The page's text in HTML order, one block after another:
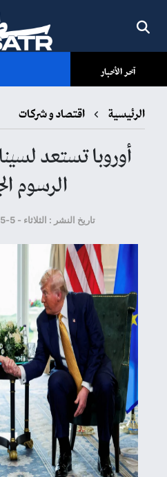
آخر الأخبار
الرئيسية اقتصاد و شركات
أوروبا تستعد
الرسوم
تاريخ النشر : الثلاثاء - 5-5-2026 - 2:02 PM